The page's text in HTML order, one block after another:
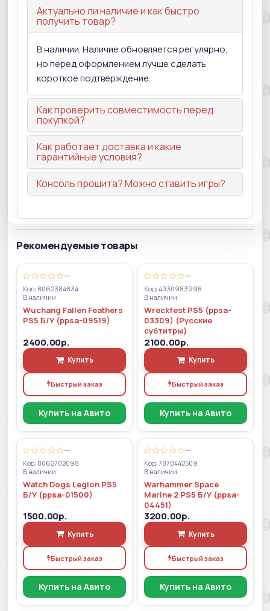
Актуально ли наличие и как быстро
получить товар?
В наличии. Наличие обновляется регулярно,
но перед оформлением лучше сделать
короткое подтверждение.
Как проверить совместимость перед
покупкой?
Как работает доставка и какие
гарантийные условия?
Консоль прошита? Можно ставить игры?
Рекомендуемые товары
—
Код: 8062384834
В наличии
Wuchang Fallen Feathers
PS5 Б/У (ppsa-09519)
2400.00р.
Купить
Быстрый заказ
Купить на Авито
—
Код: 4030983998
В наличии
Wreckfest PS5 (ppsa-
03309) (Русские
субтитры)
2100.00р.
Купить
Быстрый заказ
Купить на Авито
—
Код: 8062702098
В наличии
Watch Dogs Legion PS5
Б/У (ppsa-01500)
1500.00р.
Купить
Быстрый заказ
Купить на Авито
—
Код: 7870442509
В наличии
Warhammer Space
Marine 2 PS5 Б/У (ppsa-
04451)
3200.00р.
Купить
Быстрый заказ
Купить на Авито